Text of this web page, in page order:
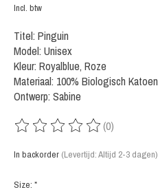
Incl. btw
Titel: Pinguin
Model: Unisex
Kleur: Royalblue, Roze
Materiaal: 100% Biologisch Katoen
Ontwerp: Sabine
De beoordeling van dit product is
(0)
In backorder (Levertijd: Altijd 2-3 dagen)
Size: *